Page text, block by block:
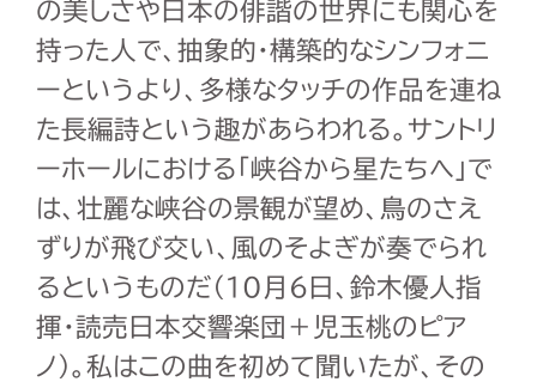
の美しさや日本の俳諧の世界にも関心を
持った人で、抽象的・構築的なシンフォニ
ーというより、多様なタッチの作品を連ね
た長編詩という趣があらわれる。サントリ
ーホールにおける「峡谷から星たちへ」で
は、壮麗な峡谷の景観が望め、鳥のさえ
ずりが飛び交い、風のそよぎが奏でられ
るというものだ（ 10 月 6 日、鈴木優人指
揮・読売日本交響楽団＋児玉桃のピア
ノ）。私はこの曲を初めて聞いたが、その